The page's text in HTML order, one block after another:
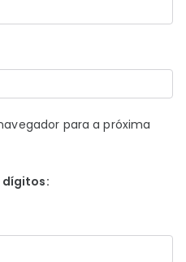
para a próxima
dígitos: